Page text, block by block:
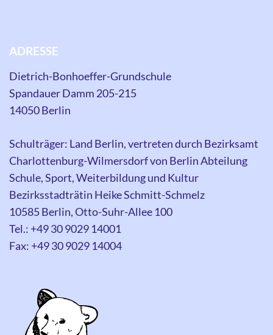
ADRESSE
Dietrich-Bonhoeffer-Grundschule
Spandauer Damm 205-215
14050 Berlin
Schulträger: Land Berlin, vertreten durch Bezirksamt
Charlottenburg-Wilmersdorf von Berlin Abteilung
Schule, Sport, Weiterbildung und Kultur
Bezirksstadträtin Heike Schmitt-Schmelz
10585 Berlin, Otto-Suhr-Allee 100
Tel.: +49 30 9029 14001
Fax: +49 30 9029 14004